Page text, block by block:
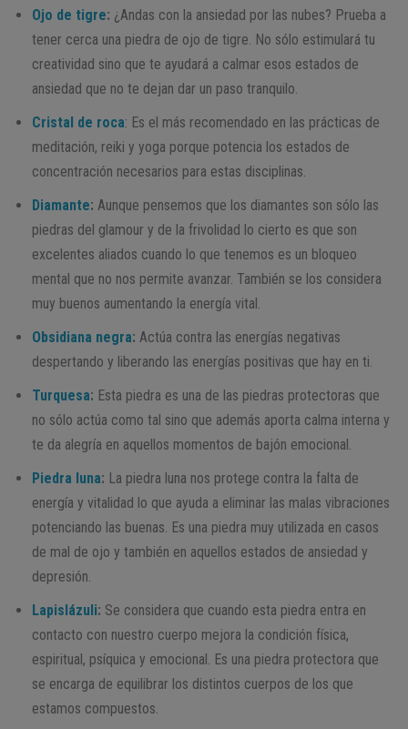
Ojo de tigre: ¿Andas con la ansiedad por las nubes? Prueba a
tener cerca una piedra de ojo de tigre. No sólo estimulará tu
creatividad sino que te ayudará a calmar esos estados de
ansiedad que no te dejan dar un paso tranquilo.
Cristal de roca: Es el más recomendado en las prácticas de
meditación, reiki y yoga porque potencia los estados de
concentración necesarios para estas disciplinas.
Diamante: Aunque pensemos que los diamantes son sólo las
piedras del glamour y de la frivolidad lo cierto es que son
excelentes aliados cuando lo que tenemos es un bloqueo
mental que no nos permite avanzar. También se los considera
muy buenos aumentando la energía vital.
Obsidiana negra: Actúa contra las energías negativas
despertando y liberando las energías positivas que hay en ti.
Turquesa: Esta piedra es una de las piedras protectoras que
no sólo actúa como tal sino que además aporta calma interna y
te da alegría en aquellos momentos de bajón emocional.
Piedra luna: La piedra luna nos protege contra la falta de
energía y vitalidad lo que ayuda a eliminar las malas vibraciones
potenciando las buenas. Es una piedra muy utilizada en casos
de mal de ojo y también en aquellos estados de ansiedad y
depresión.
Lapislázuli: Se considera que cuando esta piedra entra en
contacto con nuestro cuerpo mejora la condición física,
espiritual, psíquica y emocional. Es una piedra protectora que
se encarga de equilibrar los distintos cuerpos de los que
estamos compuestos.